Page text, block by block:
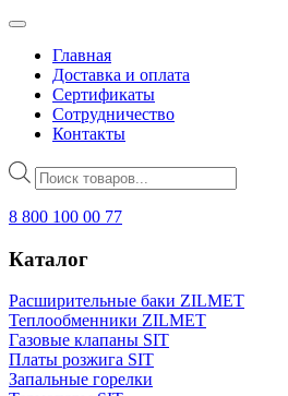
Главная
Доставка и оплата
Сертификаты
Сотрудничество
Контакты
Поиск
товаров
8 800 100 00 77
Каталог
Расширительные баки ZILMET
Теплообменники ZILMET
Газовые клапаны SIT
Платы розжига SIT
Запальные горелки